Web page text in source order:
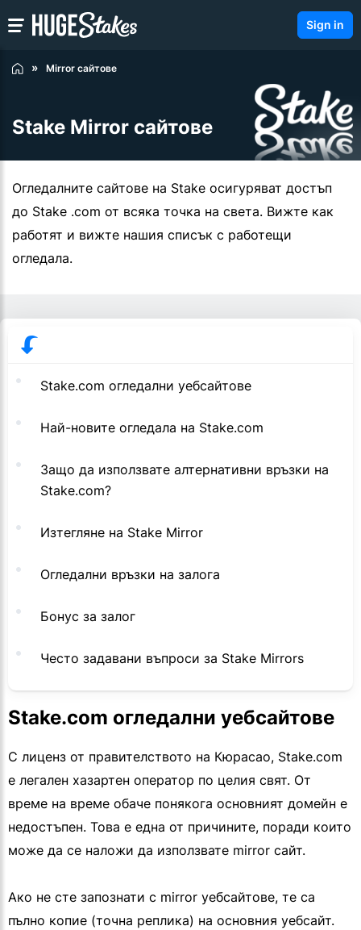
Sign in
Mirror сайтове
Stake Mirror сайтове
Огледалните сайтове на Stake осигуряват достъп
до Stake .com от всяка точка на света. Вижте как
работят и вижте нашия списък с работещи
огледала.
Stake.com огледални уебсайтове
Най-новите огледала на Stake.com
Защо да използвате алтернативни връзки на
Stake.com?
Изтегляне на Stake Mirror
Огледални връзки на залога
Бонус за залог
Често задавани въпроси за Stake Mirrors
Stake.com огледални уебсайтове
С лиценз от правителството на Кюрасао, Stake.com
е легален хазартен оператор по целия свят. От
време на време обаче понякога основният домейн е
недостъпен. Това е една от причините, поради които
може да се наложи да използвате mirror сайт.
Ако не сте запознати с mirror уебсайтове, те са
пълно копие (точна реплика) на основния уебсайт.